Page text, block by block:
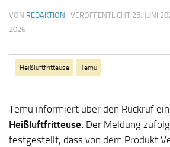
VON REDAKTION · VERÖFFENTLICHT 25. JUNI
2026
Heißluftfritteuse Temu
Temu informiert über den Rückruf
Heißluftfritteuse. Der Meldung
festgestellt, dass von dem Produkt